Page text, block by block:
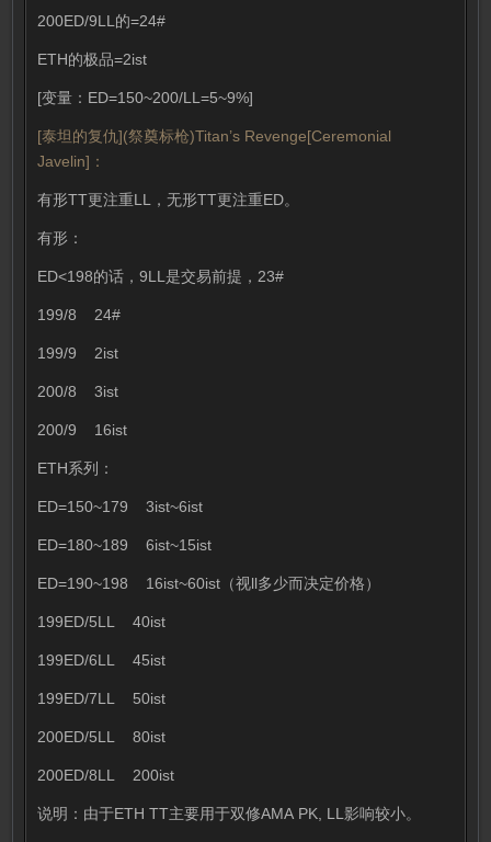
200ED/9LL的=24#
ETH的极品=2ist
[变量：ED=150~200/LL=5~9%]
[泰坦的复仇](祭奠标枪)Titan’s Revenge[Ceremonial
Javelin]：
有形TT更注重LL，无形TT更注重ED。
有形：
ED<198的话，9LL是交易前提，23#
199/8 24#
199/9 2ist
200/8 3ist
200/9 16ist
ETH系列：
ED=150~179 3ist~6ist
ED=180~189 6ist~15ist
ED=190~198 16ist~60ist（视ll多少而决定价格）
199ED/5LL 40ist
199ED/6LL 45ist
199ED/7LL 50ist
200ED/5LL 80ist
200ED/8LL 200ist
说明：由于ETH TT主要用于双修AMA PK, LL影响较小。